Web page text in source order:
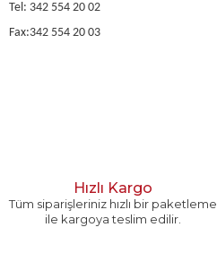
Tel: 342 554 20 02
Fax:342 554 20 03
Hızlı Kargo
Tüm siparişleriniz hızlı bir paketleme
ile kargoya teslim edilir.